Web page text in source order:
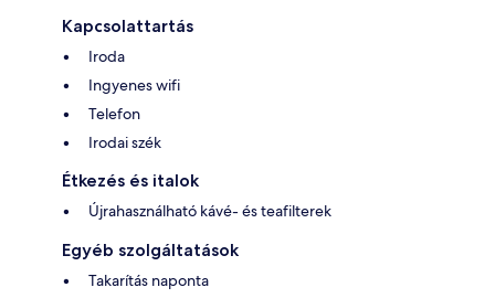
Kapcsolattartás
Iroda
Ingyenes wifi
Telefon
Irodai szék
Étkezés és italok
Újrahasználható kávé- és teafilterek
Egyéb szolgáltatások
Takarítás naponta